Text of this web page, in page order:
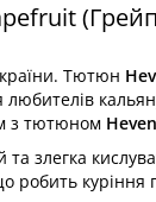
Тютюн
з тютюном Heven
та злегка
робить